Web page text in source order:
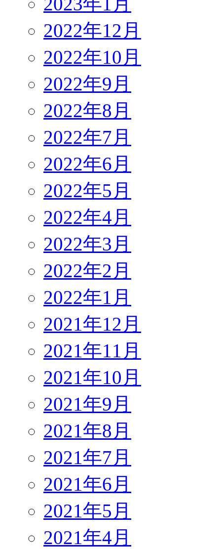
2022年12月
2022年10月
2022年9月
2022年8月
2022年7月
2022年6月
2022年5月
2022年4月
2022年3月
2022年2月
2022年1月
2021年12月
2021年11月
2021年10月
2021年9月
2021年8月
2021年7月
2021年6月
2021年5月
2021年4月